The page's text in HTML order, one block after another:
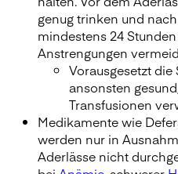
genug trinken und
mindestens 24
Anstrengungen
Vorausgesetzt
ansonsten
Transfusionen
Medikamente wie
werden nur in
Aderlässe nicht